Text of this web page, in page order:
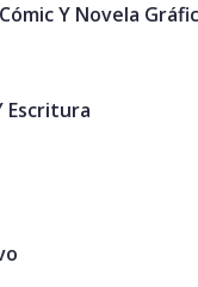
Y Novela
Escritura